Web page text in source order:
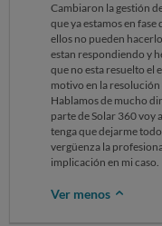
Cambiaron la gestión
que ya estamos en
ellos no pueden
estan respondiendo y
que no esta resuelto el
motivo en la
Hablamos de mucho
parte de Solar 360 voy
tenga que dejarme
vergüenza la
implicación en mi caso.
Ver menos